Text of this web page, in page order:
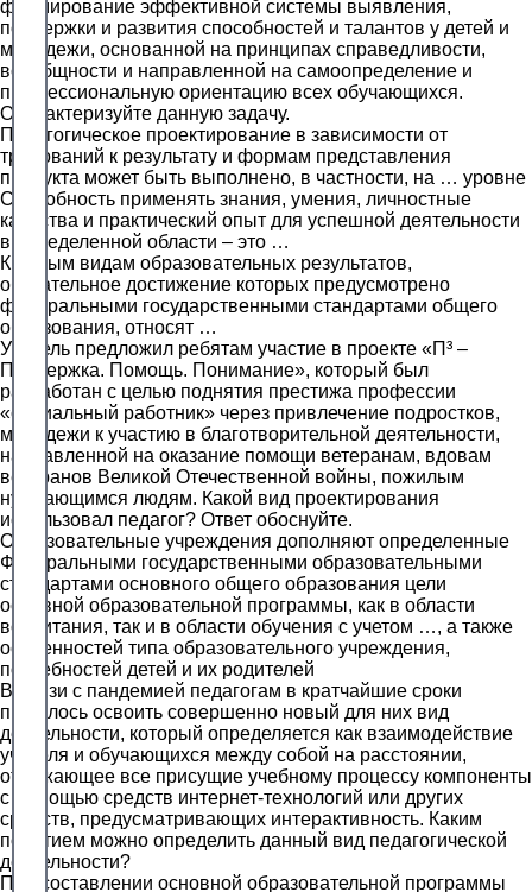
формирование эффективной системы выявления,
поддержки и развития способностей и талантов у детей и
молодежи, основанной на принципах справедливости,
всеобщности и направленной на самоопределение и
профессиональную ориентацию всех обучающихся.
Охарактеризуйте данную задачу.
Педагогическое проектирование в зависимости от
требований к результату и формам представления
продукта может быть выполнено, в частности, на … уровне
Способность применять знания, умения, личностные
качества и практический опыт для успешной деятельности
в определенной области – это …
К новым видам образовательных результатов,
обязательное достижение которых предусмотрено
федеральными государственными стандартами общего
образования, относят …
Учитель предложил ребятам участие в проекте «П³ –
Поддержка. Помощь. Понимание», который был
разработан с целью поднятия престижа профессии
«социальный работник» через привлечение подростков,
молодежи к участию в благотворительной деятельности,
направленной на оказание помощи ветеранам, вдовам
ветеранов Великой Отечественной войны, пожилым
нуждающимся людям. Какой вид проектирования
использовал педагог? Ответ обоснуйте.
Образовательные учреждения дополняют определенные
Федеральными государственными образовательными
стандартами основного общего образования цели
основной образовательной программы, как в области
воспитания, так и в области обучения с учетом …, а также
особенностей типа образовательного учреждения,
потребностей детей и их родителей
В связи с пандемией педагогам в кратчайшие сроки
пришлось освоить совершенно новый для них вид
деятельности, который определяется как взаимодействие
учителя и обучающихся между собой на расстоянии,
отражающее все присущие учебному процессу компоненты
с помощью средств интернет-технологий или других
средств, предусматривающих интерактивность. Каким
понятием можно определить данный вид педагогической
деятельности?
При составлении основной образовательной программы